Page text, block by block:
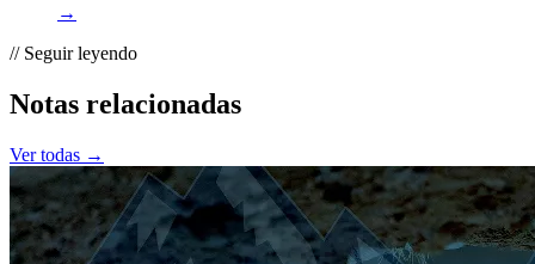
→
// Seguir leyendo
Notas relacionadas
Ver todas →